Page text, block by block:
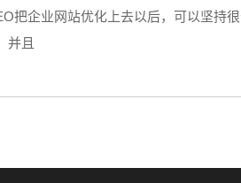
把企业网站优化上去以后，可以坚持
并且